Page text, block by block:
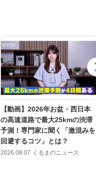
【動画】2026年お盆・西日本
の高速道路で最大25kmの渋滞
予測！専門家に聞く「激混みを
回避するコツ」とは？
2026.08.07 くるまのニュース